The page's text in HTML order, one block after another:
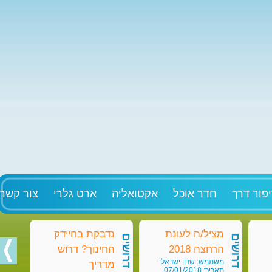
דרך חדר אוכל אקטואליה ארט גלרי צור
מציל/ה לעונת
הרחצה 2018
משתמש: שרון ישראלי
תאריך: 07/01/2018
דרושים
נדבקת בחיידק
החינוך? דרוש
מדריך
דרושים דרושים